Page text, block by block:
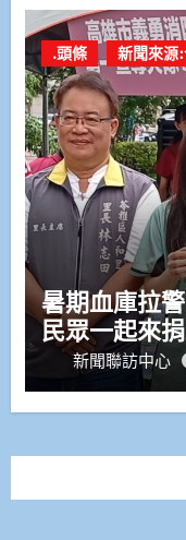
.頭條 新聞來源
暑期血庫拉
民眾一起來
新聞聯訪中心